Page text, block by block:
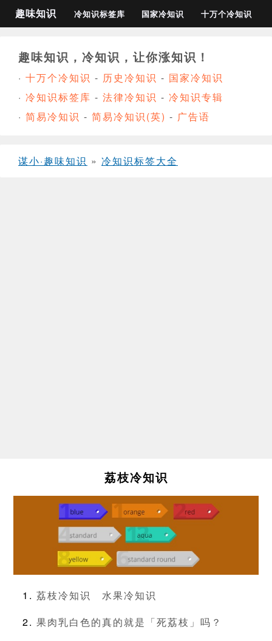
趣味知识 冷知识标签库 国家冷知识 十万个冷知识
趣味知识，冷知识，让你涨知识！
· 十万个冷知识 - 历史冷知识 - 国家冷知识
· 冷知识标签库 - 法律冷知识 - 冷知识专辑
· 简易冷知识 - 简易冷知识(英) - 广告语
谋小·趣味知识 » 冷知识标签大全
荔枝冷知识
荔枝冷知识
水果冷知识
果肉乳白色的真的就是「死荔枝」吗？